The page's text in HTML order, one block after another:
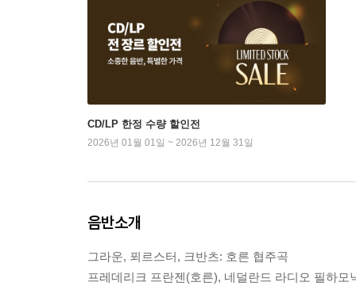
CD/LP 한정 수량 할인전
2026년 01월 01일 ~ 2026년 12월 31일
음반소개
그라운, 푀르스터, 크반츠: 호른 협주곡
프레데리크 프란젠(호른), 네덜란드 라디오 필하모